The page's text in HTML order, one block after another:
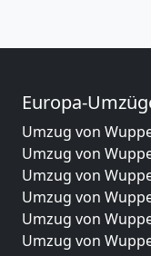
Europa-
Umzug von
Umzug von
Umzug von
Umzug von
Umzug von
Umzug von